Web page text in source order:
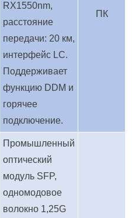
RX1550nm,
расстояние
передачи: 20 км,
интерфейс LC.
Поддерживает
функцию DDM и
горячее
подключение.
ПК
Промышленный
оптический
модуль SFP,
одномодовое
волокно 1,25G